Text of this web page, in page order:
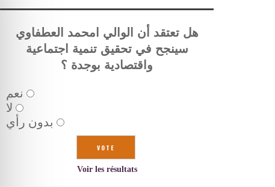
هل تعتقد أن الوالي امحمد العطفاوي
سينجح في تحقيق تنمية اجتماعية
واقتصادية بوجدة ؟
نعم
لا
بدون رأي
Voir les résultats